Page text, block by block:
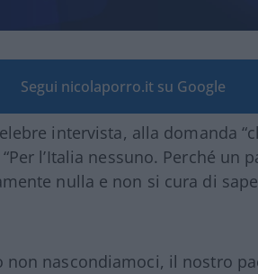
Segui nicolaporro.it su Google
intervista, alla domanda
l’Italia nessuno. Perché
nulla e non si cura di
non nascondiamoci, il nostro